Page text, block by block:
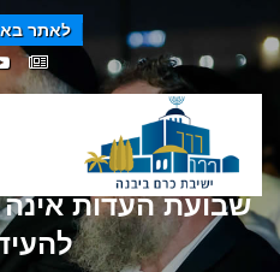
לאתר
שבועת העדות אינה